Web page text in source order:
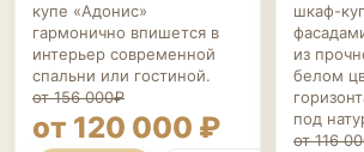
купе «Адонис»
гармонично впишется в
интерьер современной
спальни или гостиной.
от 156 000₽
от 120 000 ₽
шкаф-
из
белом
под
от 116